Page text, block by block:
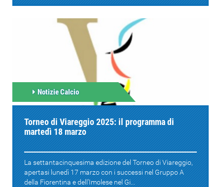
Notizie Calcio
Torneo di Viareggio 2025: il programma di
martedì 18 marzo
La settantacinquesima edizione del Torneo di Viareggio,
apertasi lunedì 17 marzo con i successi nel Gruppo A
della Fiorentina e dell’Imolese nel Gi...